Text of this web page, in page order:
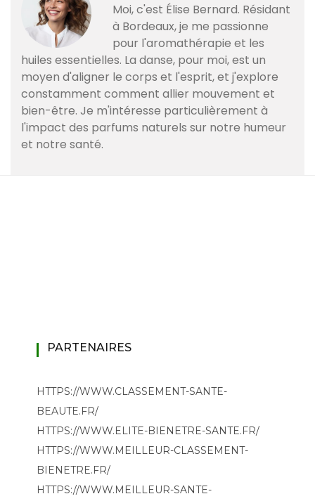
Moi, c'est Élise Bernard. Résidant
à Bordeaux, je me passionne
pour l'aromathérapie et les
huiles essentielles. La danse, pour moi, est un
moyen d'aligner le corps et l'esprit, et j'explore
constamment comment allier mouvement et
bien-être. Je m'intéresse particulièrement à
l'impact des parfums naturels sur notre humeur
et notre santé.
PARTENAIRES
HTTPS://WWW.CLASSEMENT-SANTE-
BEAUTE.FR/
HTTPS://WWW.ELITE-BIENETRE-SANTE.FR/
HTTPS://WWW.MEILLEUR-CLASSEMENT-
BIENETRE.FR/
HTTPS://WWW.MEILLEUR-SANTE-